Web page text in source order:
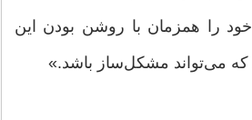
را همزمان با روشن بودن این
که می‌تواند مشکل‌ساز باشد.»